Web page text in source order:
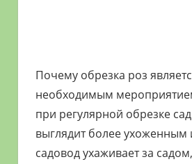
Почему обрезка роз
необходимым
при регулярной обрезке
выглядит более
садовод ухаживает за